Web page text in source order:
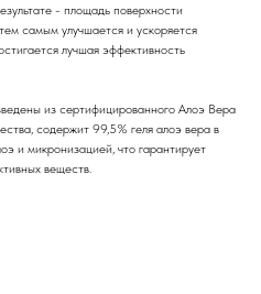
- площадь поверхности
самым улучшается и ускоряется
лучшая эффективность
из сертифицированного Алоэ Вера
содержит 99,5% геля алоэ вера в
и микронизацией, что гарантирует
веществ.